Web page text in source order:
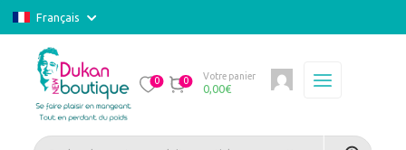
Français
0 0 Votre panier
0,00€